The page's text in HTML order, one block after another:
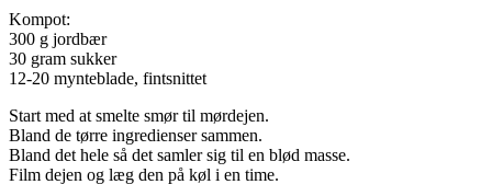
Kompot:
300 g jordbær
30 gram sukker
12-20 mynteblade, fintsnittet
Start med at smelte smør til mørdejen.
Bland de tørre ingredienser sammen.
Bland det hele så det samler sig til en blød masse.
Film dejen og læg den på køl i en time.